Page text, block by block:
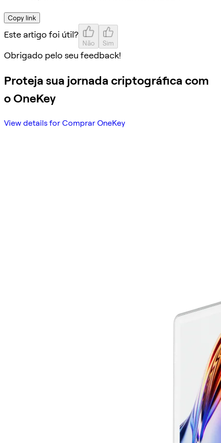
Copy link
Este artigo foi útil?
Não Sim
Obrigado pelo seu feedback!
Proteja sua jornada criptográfica com
o OneKey
View details for Comprar OneKey